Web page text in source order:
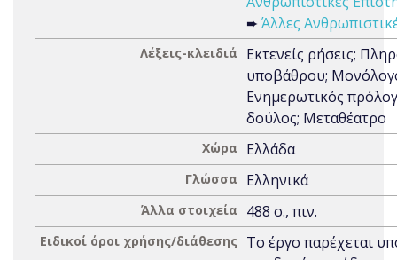
➨ Άλλες
Λέξεις-κλειδιά
Εκτενείς ρήσεις;
υποβάθρου;
Ενημερωτικός
δούλος; Μεταθέατρο
Χώρα Ελλάδα
Γλώσσα Ελληνικά
Άλλα στοιχεία 488 σ., πιν.
Ειδικοί όροι χρήσης/διάθεσης Το έργο παρέχεται